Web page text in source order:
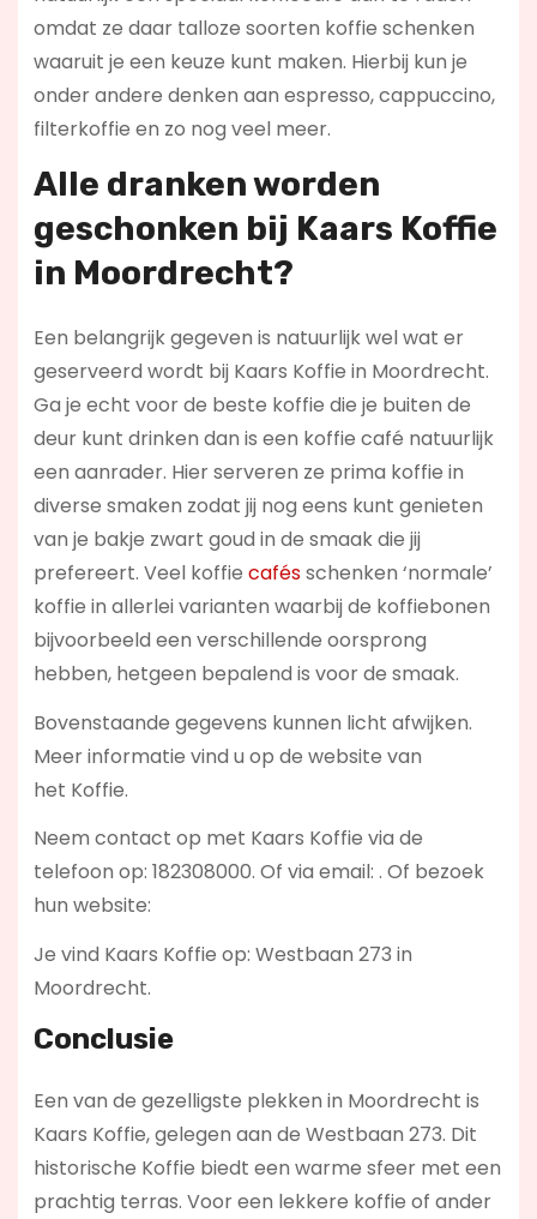
omdat ze daar talloze soorten koffie schenken
waaruit je een keuze kunt maken. Hierbij kun je
onder andere denken aan espresso, cappuccino,
filterkoffie en zo nog veel meer.
Alle dranken worden
geschonken bij Kaars Koffie
in Moordrecht?
Een belangrijk gegeven is natuurlijk wel wat er
geserveerd wordt bij Kaars Koffie in Moordrecht.
Ga je echt voor de beste koffie die je buiten de
deur kunt drinken dan is een koffie café natuurlijk
een aanrader. Hier serveren ze prima koffie in
diverse smaken zodat jij nog eens kunt genieten
van je bakje zwart goud in de smaak die jij
prefereert. Veel koffie cafésschenken ‘normale’
koffie in allerlei varianten waarbij de koffiebonen
bijvoorbeeld een verschillende oorsprong
hebben, hetgeen bepalend is voor de smaak.
Bovenstaande gegevens kunnen licht afwijken.
Meer informatie vind u op de website van
het Koffie.
Neem contact op met Kaars Koffie via de
telefoon op: 182308000. Of via email: . Of bezoek
hun website:
Je vind Kaars Koffie op: Westbaan 273 in
Moordrecht.
Conclusie
Een van de gezelligste plekken in Moordrecht is
Kaars Koffie, gelegen aan de Westbaan 273. Dit
historische Koffie biedt een warme sfeer met een
prachtig terras. Voor een lekkere koffie of ander